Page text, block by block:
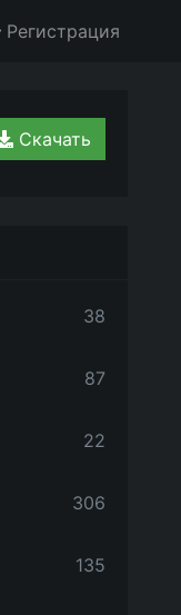
Регистрация
Скачать
38
87
22
306
135